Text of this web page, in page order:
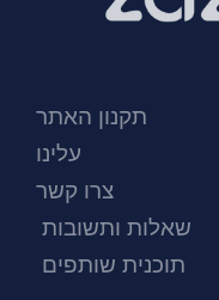
תקנון האתר
עלינו
צרו קשר
שאלות ותשובות
תוכנית שותפים